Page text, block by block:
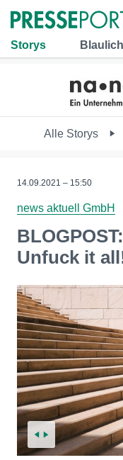
Storys
Alle Storys
14.09.2021 – 15:50
news aktuell GmbH
Unfuck it